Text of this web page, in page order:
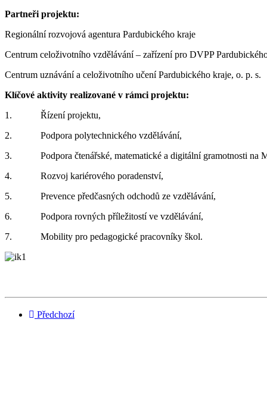
Partneři projektu:
Regionální rozvojová agentura Pardubického kraje
Centrum celoživotního vzdělávání – zařízení pro DVPP
Centrum uznávání a celoživotního učení Pardubického kraje, o. p. s.
Klíčové aktivity realizované v rámci projektu:
1. Řízení projektu,
2. Podpora polytechnického vzdělávání,
3. Podpora čtenářské, matematické a digitální gramotnosti na
4. Rozvoj kariérového poradenství,
5. Prevence předčasných odchodů ze vzdělávání,
6. Podpora rovných příležitostí ve vzdělávání,
7. Mobility pro pedagogické pracovníky škol.
Předchozí